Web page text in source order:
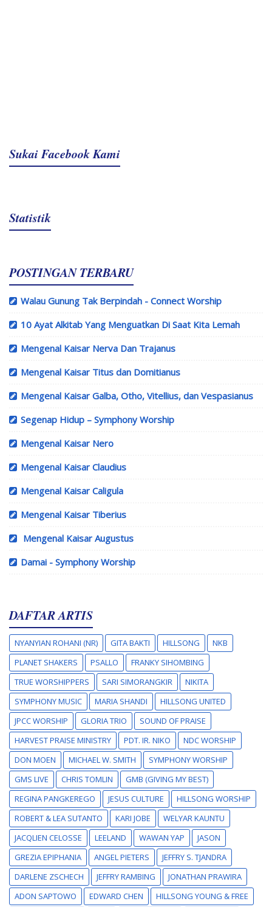
Sukai Facebook Kami
Statistik
POSTINGAN TERBARU
Walau Gunung Tak Berpindah - Connect Worship
10 Ayat Alkitab Yang Menguatkan Di Saat Kita Lemah
Mengenal Kaisar Nerva Dan Trajanus
Mengenal Kaisar Titus dan Domitianus
Mengenal Kaisar Galba, Otho, Vitellius, dan Vespasianus
Segenap Hidup – Symphony Worship
Mengenal Kaisar Nero
Mengenal Kaisar Claudius
Mengenal Kaisar Caligula
Mengenal Kaisar Tiberius
Mengenal Kaisar Augustus
Damai - Symphony Worship
DAFTAR ARTIS
NYANYIAN ROHANI (NR) GITA BAKTI HILLSONG
NKB
PLANET SHAKERS
PSALLO
FRANKY SIHOMBING
TRUE WORSHIPPERS
SARI SIMORANGKIR
NIKITA
SYMPHONY MUSIC
MARIA SHANDI
HILLSONG UNITED
JPCC WORSHIP
GLORIA TRIO
SOUND OF PRAISE
HARVEST PRAISE MINISTRY
PDT. IR. NIKO
NDC WORSHIP
DON MOEN
MICHAEL W. SMITH
SYMPHONY WORSHIP
GMS LIVE
CHRIS TOMLIN
GMB (GIVING MY BEST)
REGINA PANGKEREGO
JESUS CULTURE
HILLSONG WORSHIP
ROBERT & LEA SUTANTO
KARI JOBE
WELYAR KAUNTU
JACQLIEN CELOSSE
LEELAND WAWAN YAP
JASON
GREZIA EPIPHANIA
ANGEL PIETERS
JEFFRY S. TJANDRA
DARLENE ZSCHECH
JEFFRY RAMBING
JONATHAN PRAWIRA
ADON SAPTOWO
EDWARD CHEN
HILLSONG YOUNG & FREE